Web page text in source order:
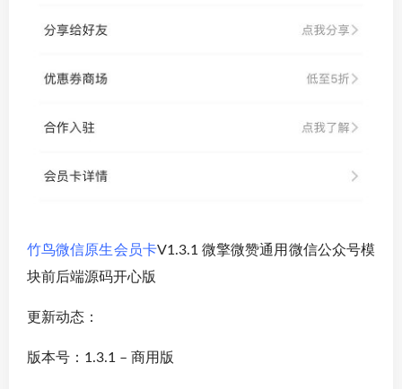
竹鸟微信原生会员卡V1.3.1 微擎微赞通用微信公众号模
块前后端源码开心版
更新动态：
版本号：1.3.1 – 商用版